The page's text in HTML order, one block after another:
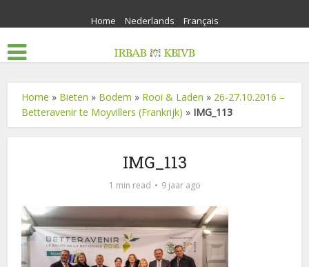
Home Nederlands Français
Home » Bieten » Bodem » Rooi & Laden » 26-27.10.2016 –
Betteravenir te Moyvillers (Frankrijk) » IMG_113
IMG_113
1 min read 9 jaar ago